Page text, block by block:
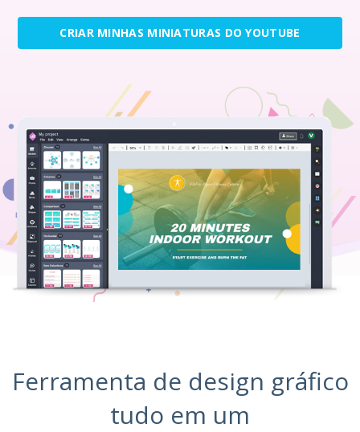
CRIAR MINHAS MINIATURAS DO YOUTUBE
Ferramenta de design gráfico
tudo em um